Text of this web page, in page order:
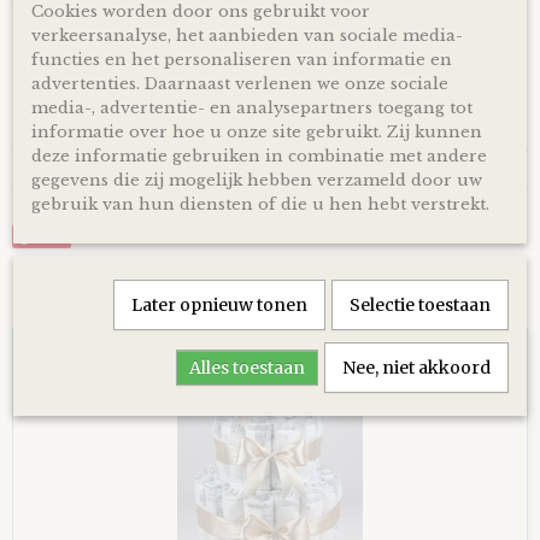
cadeau!
*Producten, op voorraad, worden binnen 1-4 werkdagen
door ons verzonden! De dag van levering is afhankelijk van
de dienstregeling van PostNL. Kijk voor de actuele
levertijden en dagen altijd op de site van PostNL.
Reacties
Ook interessant
Cookies worden door ons gebruikt voor
verkeersanalyse, het aanbieden van sociale media-
functies en het personaliseren van informatie en
advertenties. Daarnaast verlenen we onze sociale
media-, advertentie- en analysepartners toegang tot
informatie over hoe u onze site gebruikt. Zij kunnen
deze informatie gebruiken in combinatie met andere
gegevens die zij mogelijk hebben verzameld door uw
gebruik van hun diensten of die u hen hebt verstrekt.
Later opnieuw tonen Selectie toestaan
Alles toestaan Nee, niet akkoord